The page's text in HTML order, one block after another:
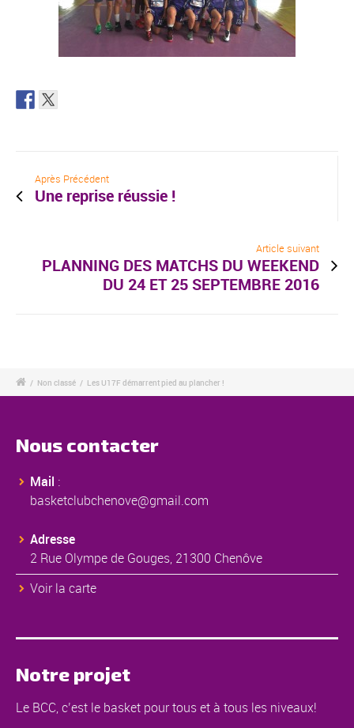
Après Précédent
Une reprise réussie !
Article suivant
PLANNING DES MATCHS DU WEEKEND
DU 24 ET 25 SEPTEMBRE 2016
/ Non classé / Les U17F démarrent pied au plancher !
Nous contacter
Mail :
basketclubchenove@gmail.com
Adresse
2 Rue Olympe de Gouges, 21300 Chenôve
Voir la carte
Notre projet
Le BCC, c’est le basket pour tous et à tous les niveaux!